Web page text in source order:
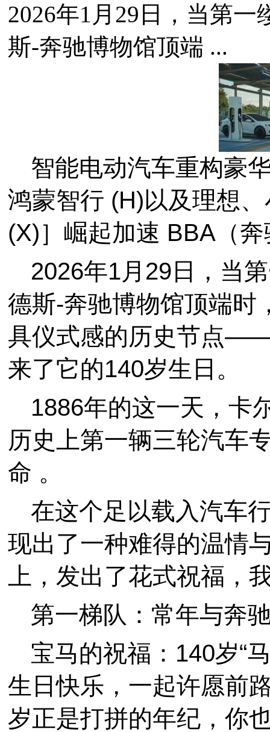
2026年1月29日，当第
斯-奔驰博物馆顶端 ...
智能电动汽车重构豪
鸿蒙智行 (H)以及理想
(X)］崛起加速 BBA（
2026年1月29日，当
德斯-奔驰博物馆顶端时
具仪式感的历史节点
来了它的140岁生日。
1886年的这一天，卡
历史上第一辆三轮汽车
命 。
在这个足以载入汽车
现出了一种难得的温情
上，发出了花式祝福，
第一梯队：常年与奔
宝马的祝福：140岁“
生日快乐，一起许愿前
岁正是打拼的年纪，你